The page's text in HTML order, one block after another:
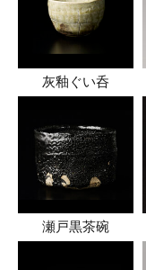
灰釉ぐい呑
瀬戸黒茶碗